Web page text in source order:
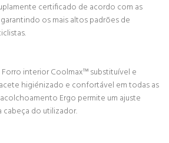
certificado de acordo com as
garantindo os mais altos padrões de
interior Coolmax™ substituível e
higiénizado e confortável em todas as
Ergo permite um ajuste
do utilizador.